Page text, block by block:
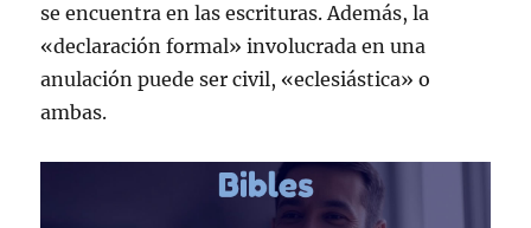
se encuentra en las escrituras. Además, la
«declaración formal» involucrada en una
anulación puede ser civil, «eclesiástica» o
ambas.